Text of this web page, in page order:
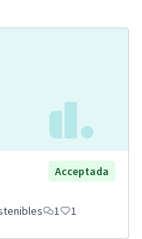
Acceptada
1 1